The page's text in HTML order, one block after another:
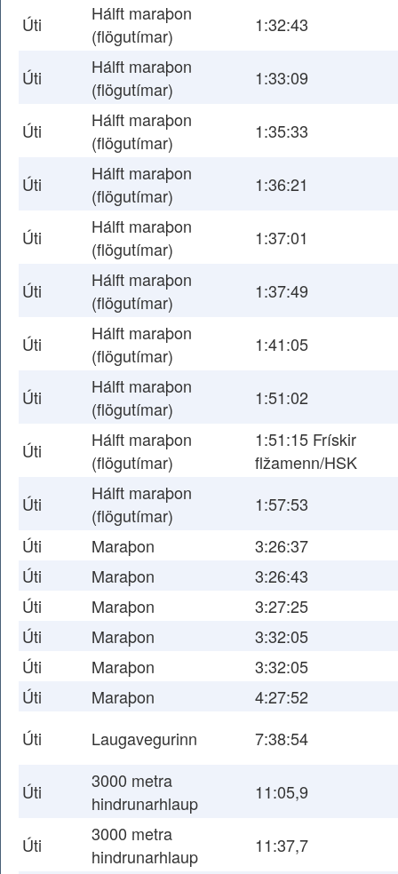
Úti
Hálft maraþon
(flögutímar)
1:32:43
Úti
Hálft maraþon
(flögutímar)
1:33:09
Úti
Hálft maraþon
(flögutímar)
1:35:33
Úti
Hálft maraþon
(flögutímar)
1:36:21
Úti
Hálft maraþon
(flögutímar)
1:37:01
Úti
Hálft maraþon
(flögutímar)
1:37:49
Úti
Hálft maraþon
(flögutímar)
1:41:05
Úti
Hálft maraþon
(flögutímar)
1:51:02
Úti
Hálft maraþon
(flögutímar)
1:51:15 Frískir
flžamenn/HSK
Úti
Hálft maraþon
(flögutímar)
1:57:53
Úti
Maraþon
3:26:37
Úti
Maraþon
3:26:43
Úti
Maraþon
3:27:25
Úti
Maraþon
3:32:05
Úti
Maraþon
3:32:05
Úti
Maraþon
4:27:52
Úti
Laugavegurinn 7:38:54
Úti
3000 metra
hindrunarhlaup
11:05,9
Úti
3000 metra
hindrunarhlaup
11:37,7